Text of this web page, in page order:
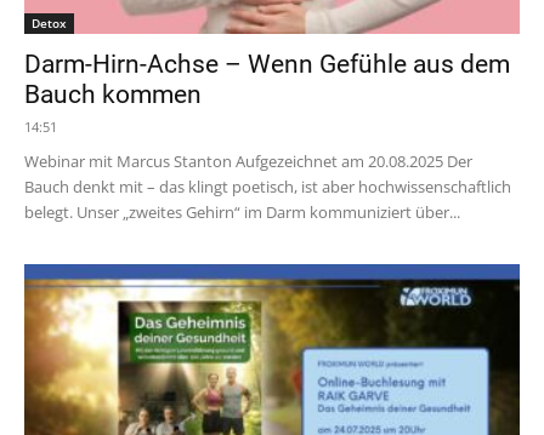
Detox
Darm-Hirn-Achse – Wenn Gefühle aus dem
Bauch kommen
14:51
Webinar mit Marcus Stanton Aufgezeichnet am 20.08.2025 Der
Bauch denkt mit – das klingt poetisch, ist aber hochwissenschaftlich
belegt. Unser „zweites Gehirn“ im Darm kommuniziert über...